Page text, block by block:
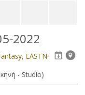
2022
EASTN-
- Studio)